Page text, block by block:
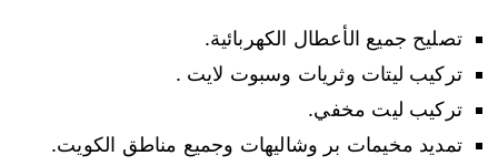
تصليح جميع الأعطال الكهربائية.
تركيب ليتات وثريات وسبوت لايت .
تركيب ليت مخفي.
تمديد مخيمات بر وشاليهات وجميع مناطق الكويت.